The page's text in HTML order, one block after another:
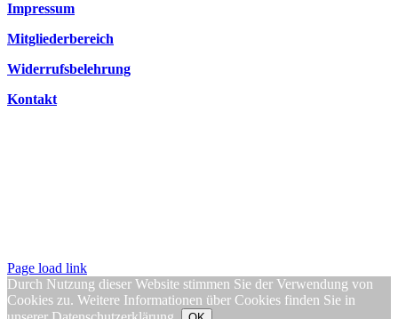
Impressum
Mitgliederbereich
Widerrufsbelehrung
Kontakt
Page load link
Durch Nutzung dieser Website stimmen Sie der Verwendung von
Cookies zu. Weitere Informationen über Cookies finden Sie in